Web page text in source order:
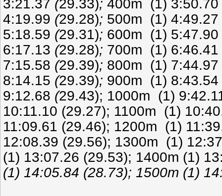
3:21.37 (29.33); 400m (1) 3:50.70
4:19.99 (29.28); 500m (1) 4:49.27
5:18.59 (29.31); 600m (1) 5:47.90
6:17.13 (29.28); 700m (1) 6:46.41
7:15.58 (29.39); 800m (1) 7:44.97
8:14.15 (29.39); 900m (1) 8:43.54
9:12.68 (29.43); 1000m (1)
10:11.10 (29.27); 1100m (1)
11:09.61 (29.46); 1200m (1)
12:08.39 (29.56); 1300m (1)
(1) 13:07.26 (29.53); 1400m (1)
(1) 14:05.84 (28.73); 1500m (1)